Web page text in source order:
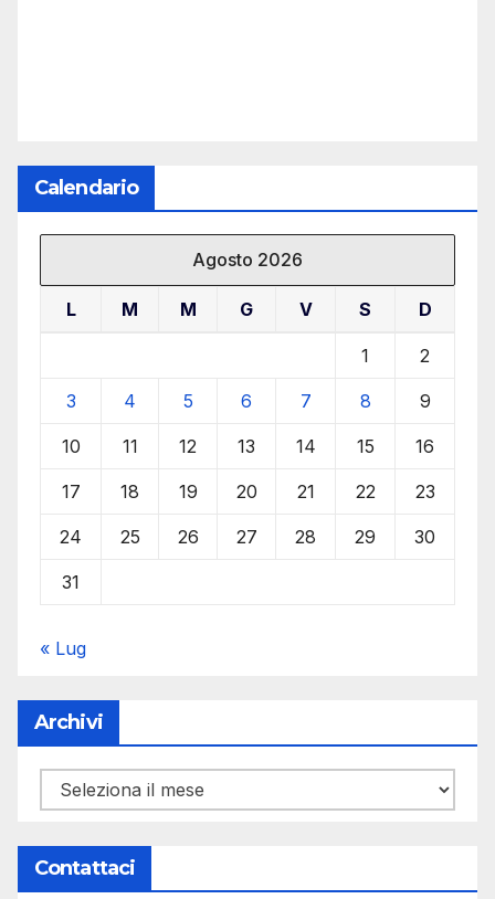
Calendario
Agosto 2026
L M M G V S D
1 2
3 4 5 6 7 8 9
10 11 12 13 14 15 16
17 18 19 20 21 22 23
24 25 26 27 28 29 30
31
« Lug
Archivi
Archivi
Contattaci